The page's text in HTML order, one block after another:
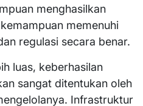
menghasilkan
memenuhi
regulasi secara benar.
luas, keberhasilan
sangat ditentukan oleh
Infrastruktur